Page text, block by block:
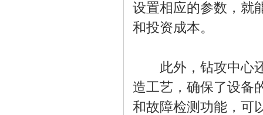
设置相应的参数，就
和投资成本。
此外，钻攻中心还
造工艺，确保了设备
和故障检测功能，可